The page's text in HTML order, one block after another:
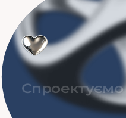
Спроектуємо